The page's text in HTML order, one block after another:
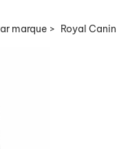
marque > Royal Canin